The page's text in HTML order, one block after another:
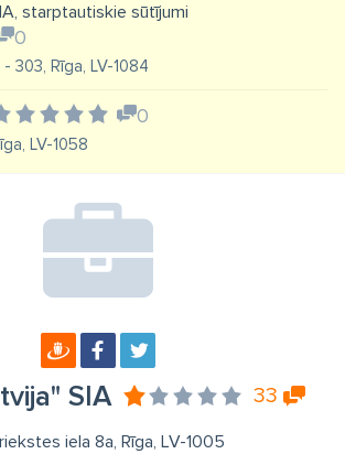
starptautiskie sūtījumi
0
303, Rīga, LV-1084
0
LV-1058
SIA 33
iela 8a, Rīga, LV-1005